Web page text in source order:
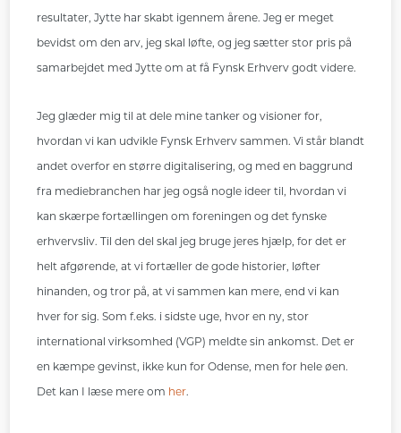
resultater, Jytte har skabt igennem årene. Jeg er meget
bevidst om den arv, jeg skal løfte, og jeg sætter stor pris på
samarbejdet med Jytte om at få Fynsk Erhverv godt videre.
Jeg glæder mig til at dele mine tanker og visioner for,
hvordan vi kan udvikle Fynsk Erhverv sammen. Vi står blandt
andet overfor en større digitalisering, og med en baggrund
fra mediebranchen har jeg også nogle ideer til, hvordan vi
kan skærpe fortællingen om foreningen og det fynske
erhvervsliv. Til den del skal jeg bruge jeres hjælp, for det er
helt afgørende, at vi fortæller de gode historier, løfter
hinanden, og tror på, at vi sammen kan mere, end vi kan
hver for sig. Som f.eks. i sidste uge, hvor en ny, stor
international virksomhed (VGP) meldte sin ankomst. Det er
en kæmpe gevinst, ikke kun for Odense, men for hele øen.
Det kan I læse mere om her.